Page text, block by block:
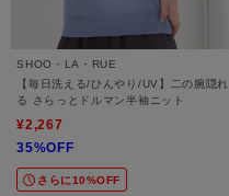
SHOO・LA・RUE
【毎日洗える/ひんやり/UV】二の腕隠れ
る さらっとドルマン半袖ニット
¥2,267
35%OFF
さらに10%OFF